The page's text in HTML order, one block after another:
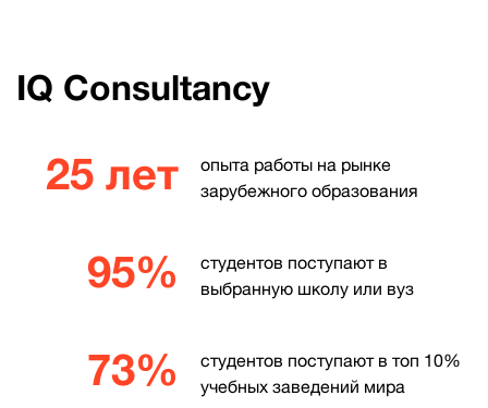
IQ Consultancy
25 лет
опыта работы на рынке
зарубежного образования
95%
студентов поступают в
выбранную школу или вуз
73%
студентов поступают в топ 10%
учебных заведений мира